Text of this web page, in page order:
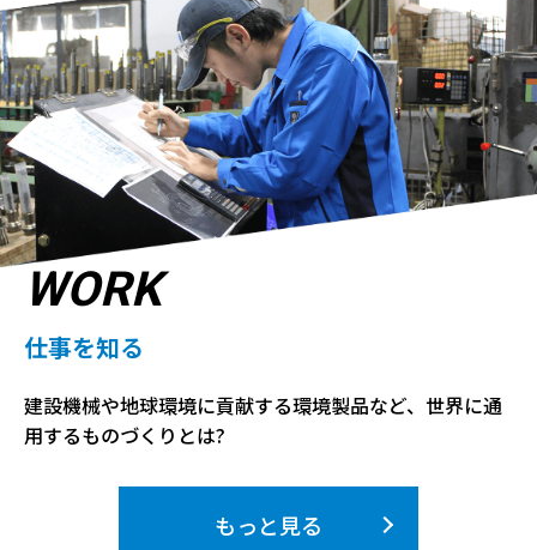
WORK
仕事を知る
建設機械や地球環境に貢献する環境製品など、世界に通
用するものづくりとは?
もっと見る